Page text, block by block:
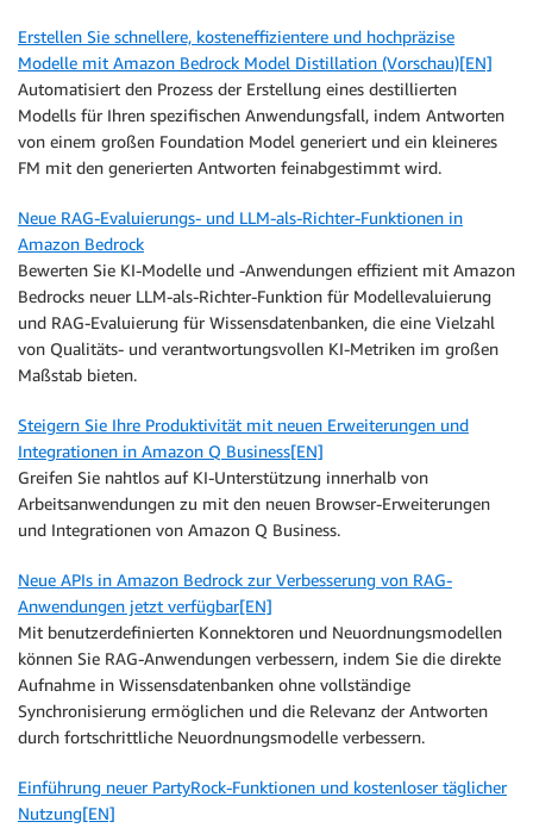
Erstellen Sie schnellere, kosteneffizientere und hochpräzise
Modelle mit Amazon Bedrock Model Distillation (Vorschau)[EN]
Automatisiert den Prozess der Erstellung eines destillierten
Modells für Ihren spezifischen Anwendungsfall, indem Antworten
von einem großen Foundation Model generiert und ein kleineres
FM mit den generierten Antworten feinabgestimmt wird.
Neue RAG-Evaluierungs- und LLM-als-Richter-Funktionen in
Amazon Bedrock
Bewerten Sie KI-Modelle und -Anwendungen effizient mit Amazon
Bedrocks neuer LLM-als-Richter-Funktion für Modellevaluierung
und RAG-Evaluierung für Wissensdatenbanken, die eine Vielzahl
von Qualitäts- und verantwortungsvollen KI-Metriken im großen
Maßstab bieten.
Steigern Sie Ihre Produktivität mit neuen Erweiterungen und
Integrationen in Amazon Q Business[EN]
Greifen Sie nahtlos auf KI-Unterstützung innerhalb von
Arbeitsanwendungen zu mit den neuen Browser-Erweiterungen
und Integrationen von Amazon Q Business.
Neue APIs in Amazon Bedrock zur Verbesserung von RAG-
Anwendungen jetzt verfügbar[EN]
Mit benutzerdefinierten Konnektoren und Neuordnungsmodellen
können Sie RAG-Anwendungen verbessern, indem Sie die direkte
Aufnahme in Wissensdatenbanken ohne vollständige
Synchronisierung ermöglichen und die Relevanz der Antworten
durch fortschrittliche Neuordnungsmodelle verbessern.
Einführung neuer PartyRock-Funktionen und kostenloser täglicher
Nutzung[EN]